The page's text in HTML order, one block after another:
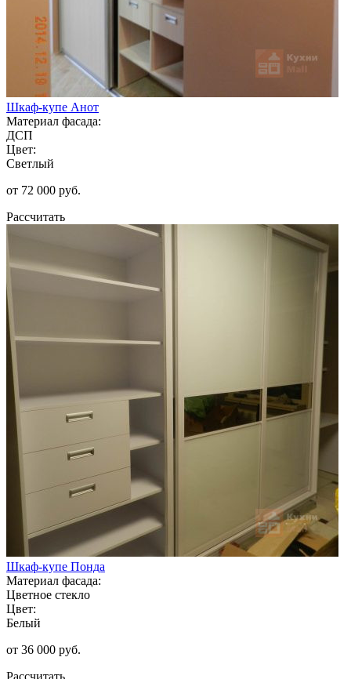
Шкаф-купе Анот
Материал фасада:
ДСП
Цвет:
Светлый
от 72 000 руб.
Рассчитать
Шкаф-купе Понда
Материал фасада:
Цветное стекло
Цвет:
Белый
от 36 000 руб.
Рассчитать